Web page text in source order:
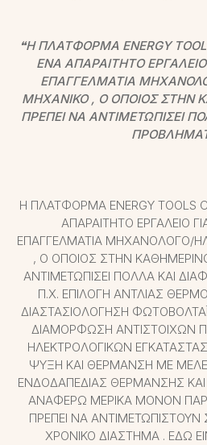
❝Η ΠΛΑΤΦΌΡΜΑ ENERGY
ΈΝΑ ΑΠΑΡΑΊΤΗΤΟ
ΕΠΑΓΓΕΛΜΑΤΊΑ
ΜΗΧΑΝΙΚΌ , Ο ΟΠΟΊΟΣ ΣΤΗΝ
ΠΡΈΠΕΙ ΝΑ ΑΝΤΙΜΕΤΩΠΊΣΕΙ
Η ΠΛΑΤΦΌΡΜΑ ENERGY TOOLS
ΑΠΑΡΑΊΤΗΤΟ ΕΡΓΑΛΕΊΟ
ΕΠΑΓΓΕΛΜΑΤΊΑ ΜΗΧΑΝΟΛΌΓΟ/
, Ο ΟΠΟΊΟΣ ΣΤΗΝ
ΑΝΤΙΜΕΤΩΠΊΣΕΙ ΠΟΛΛΆ ΚΑΙ
Π.Χ. ΕΠΙΛΟΓΉ ΑΝΤΛΊΑΣ
ΔΙΑΣΤΑΣΙΟΛΌΓΗΣΗ
ΔΙΑΜΌΡΦΩΣΗ ΑΝΤΊΣΤΟΙΧΩΝ
ΗΛΕΚΤΡΟΛΟΓΙΚΏΝ
ΨΎΞΗ ΚΑΙ ΘΈΡΜΑΝΣΗ ΜΕ
ΕΝΔΟΔΑΠΈΔΙΑΣ ΘΈΡΜΑΝΣΗΣ
ΑΝΑΦΈΡΩ ΜΕΡΙΚΆ ΜΌΝΟΝ
ΠΡΈΠΕΙ ΝΑ
ΧΡΟΝΙΚΌ ΔΙΆΣΤΗΜΑ . ΕΔΏ